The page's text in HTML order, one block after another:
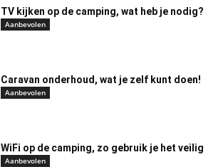
TV kijken op de camping, wat heb je nodig?
Aanbevolen
Caravan onderhoud, wat je zelf kunt doen!
Aanbevolen
WiFi op de camping, zo gebruik je het veilig
Aanbevolen